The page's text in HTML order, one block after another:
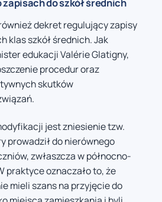
dekret regulujący zapisy
klas szkół średnich. Jak
edukacji Valérie Glatigny,
procedur oraz
skutków
jest zniesienie tzw.
prowadził do nierównego
zwłaszcza w północno-
praktyce oznaczało to, że
mieli szans na przyjęcie do